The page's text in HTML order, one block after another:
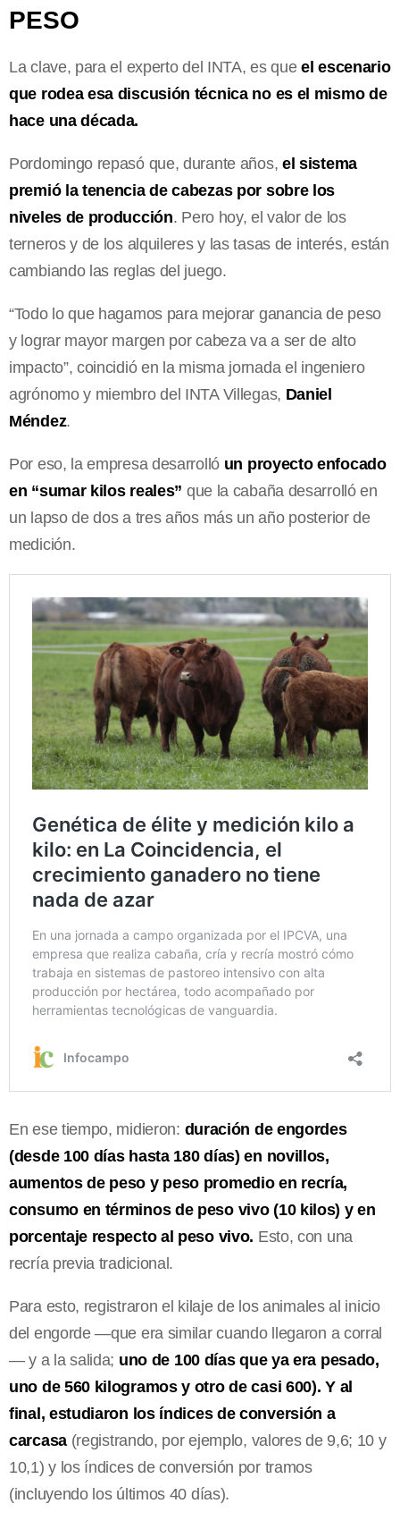
PESO
La clave, para el experto del INTA, es queel escenario
que rodea esa discusión técnica no es el mismo de
hace una década.
Pordomingo repasó que, durante años, el sistema
premió la tenencia de cabezas por sobre los
niveles de producción. Pero hoy, el valor de los
terneros y de los alquileres y las tasas de interés, están
cambiando las reglas del juego.
“Todo lo que hagamos para mejorar ganancia de peso
y lograr mayor margen por cabeza va a ser de alto
impacto”, coincidió en la misma jornada el ingeniero
agrónomo y miembro del INTA Villegas, Daniel
Méndez.
Por eso, la empresa desarrolló un proyecto enfocado
en “sumar kilos reales” que la cabaña desarrolló en
un lapso de dos a tres años más un año posterior de
medición.
En ese tiempo, midieron: duración de engordes
(desde 100 días hasta 180 días) en novillos,
aumentos de peso y peso promedio en recría,
consumo en términos de peso vivo (10 kilos) y en
porcentaje respecto al peso vivo. Esto, con una
recría previa tradicional.
Para esto, registraron el kilaje de los animales al inicio
del engorde —que era similar cuando llegaron a corral
— y a la salida; uno de 100 días que ya era pesado,
uno de 560 kilogramos y otro de casi 600). Y al
final, estudiaron los índices de conversión a
carcasa(registrando, por ejemplo, valores de 9,6; 10 y
10,1) y los índices de conversión por tramos
(incluyendo los últimos 40 días).